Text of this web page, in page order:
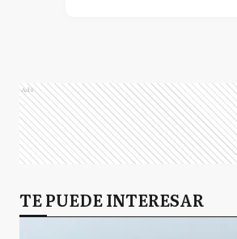
Ads
TE PUEDE INTERESAR